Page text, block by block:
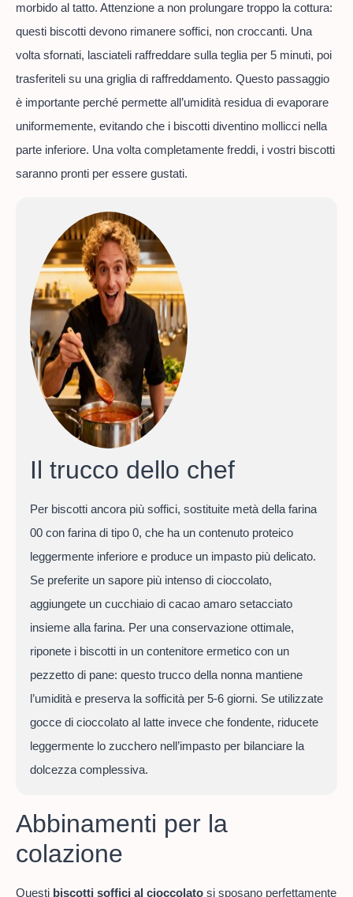
morbido al tatto. Attenzione a non prolungare troppo la cottura:
questi biscotti devono rimanere soffici, non croccanti. Una
volta sfornati, lasciateli raffreddare sulla teglia per 5 minuti, poi
trasferiteli su una griglia di raffreddamento. Questo passaggio
è importante perché permette all’umidità residua di evaporare
uniformemente, evitando che i biscotti diventino mollicci nella
parte inferiore. Una volta completamente freddi, i vostri biscotti
saranno pronti per essere gustati.
Il trucco dello chef
Per biscotti ancora più soffici, sostituite metà della farina
00 con farina di tipo 0, che ha un contenuto proteico
leggermente inferiore e produce un impasto più delicato.
Se preferite un sapore più intenso di cioccolato,
aggiungete un cucchiaio di cacao amaro setacciato
insieme alla farina. Per una conservazione ottimale,
riponete i biscotti in un contenitore ermetico con un
pezzetto di pane: questo trucco della nonna mantiene
l’umidità e preserva la sofficità per 5-6 giorni. Se utilizzate
gocce di cioccolato al latte invece che fondente, riducete
leggermente lo zucchero nell’impasto per bilanciare la
dolcezza complessiva.
Abbinamenti per la
colazione
Questi biscotti soffici al cioccolato si sposano perfettamente